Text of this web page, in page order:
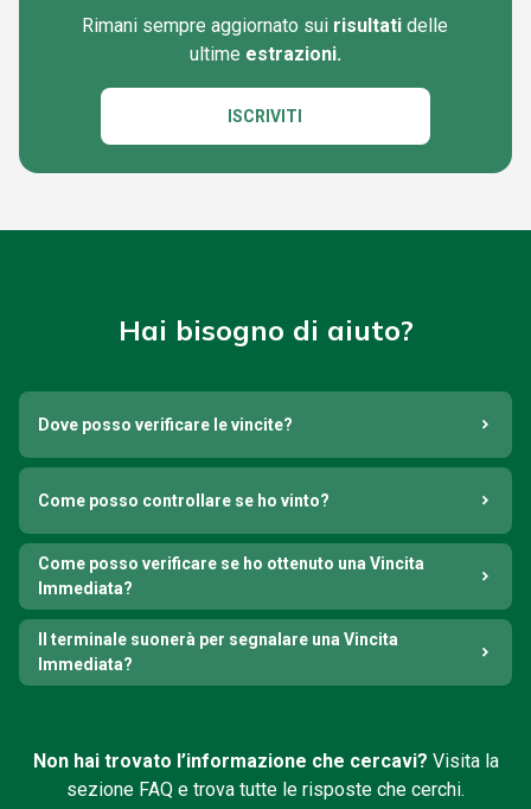
Rimani sempre aggiornato sui risultati delle
ultime estrazioni.
ISCRIVITI
Hai bisogno di aiuto?
Dove posso verificare le vincite?
Come posso controllare se ho vinto?
Come posso verificare se ho ottenuto una Vincita
Immediata?
Il terminale suonerà per segnalare una Vincita
Immediata?
Non hai trovato l’informazione che cercavi? Visita la
sezione FAQ e trova tutte le risposte che cerchi.